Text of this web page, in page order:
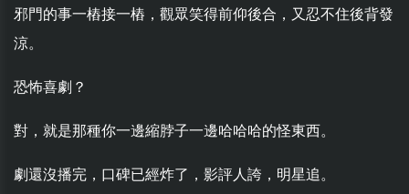
邪門的事一樁接一樁，觀眾笑得前仰後合，又忍不住後背發
涼。
恐怖喜劇？
對，就是那種你一邊縮脖子一邊哈哈哈的怪東西。
劇還沒播完，口碑已經炸了，影評人誇，明星追。